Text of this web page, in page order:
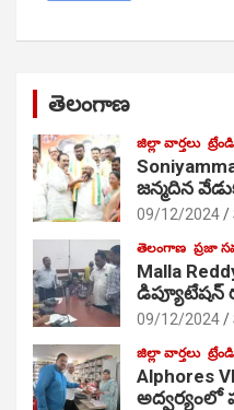
తెలంగాణ
జిల్లా వార్తలు
జ‌న్మ‌దిన
09/12/2024
తెలంగాణ ప్రజా
Malla
డిప్యూటేషన్
09/12/2024
జిల్లా వార్తలు
Alphores
అద్వర్యంలో